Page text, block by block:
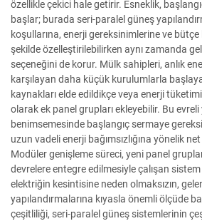
özellikle çekici hale getirir. Esneklik,
başlar; burada seri-paralel güneş
koşullarına, enerji gereksinimlerine ve bütçe
şekilde özelleştirilebilirken aynı zamanda
seçeneğini de korur. Mülk sahipleri, anlık
karşılayan daha küçük kurulumlarla
kaynakları elde edildikçe veya enerji
olarak ek panel grupları ekleyebilir. Bu
benimsemesinde başlangıç sermaye
uzun vadeli enerji bağımsızlığına yönelik
Modüler genişleme süreci, yeni panel
devrelere entegre edilmesiyle çalışan
elektriğin kesintisine neden olmaksızın,
yapılandırmalarına kıyasla önemli ölçüde
çeşitliliği, seri-paralel güneş sistemlerinin